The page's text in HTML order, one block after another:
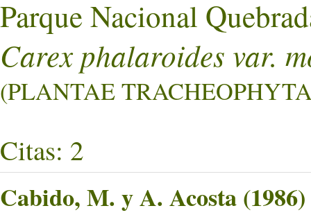
Parque Nacional
Carex phalaroides var.
(PLANTAE
Citas: 2
Cabido, M. y A. Acosta (1986)